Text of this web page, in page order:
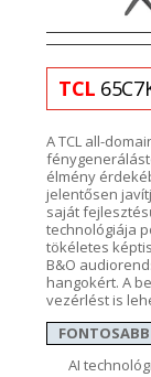
TCL
A TCL all-
élmény
jelentősen
saját
technológiája
tökéletes kép
B&O
hangokért. A b
vezérlést is
FONTOSABB
AI